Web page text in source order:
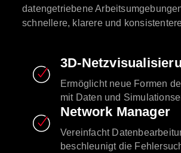
datengetriebene
schnellere, klarere und
3D-
Ermöglicht neue Formen
mit Daten und
Network Manager
Vereinfacht
beschleunigt die